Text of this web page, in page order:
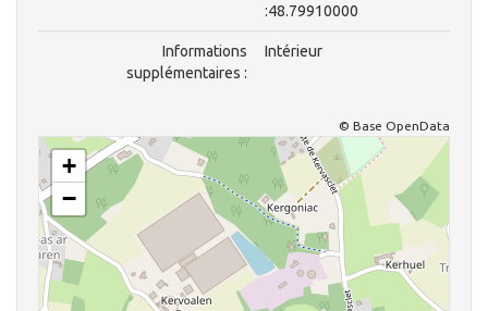
:48.79910000
Informations
supplémentaires :
Intérieur
© Base OpenData
+
−